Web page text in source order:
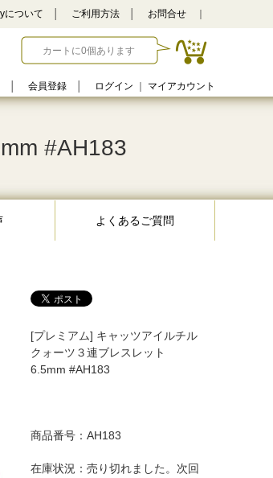
について ご利用方法 お問合せ
カートに0個あります
会員登録 ログイン マイアカウント
#AH183
よくあるご質問
[プレミアム] キャッツアイルチル
クォーツ３連ブレスレット
6.5mm #AH183
商品番号： AH183
在庫状況：売り切れました。次回